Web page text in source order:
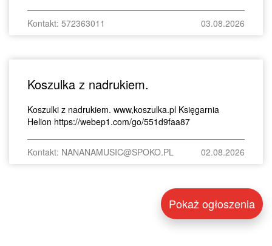
Kontakt: 572363011 03.08.2026
Koszulka z nadrukiem.
Koszulki z nadrukiem. www,koszulka.pl Księgarnia
Helion https://webep1.com/go/551d9faa87
Kontakt: NANANAMUSIC@SPOKO.PL 02.08.2026
Pokaż ogłoszenia